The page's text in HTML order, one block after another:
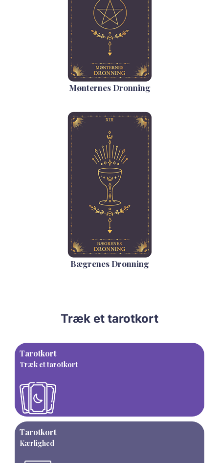
Mønternes Dronning
Bægrenes Dronning
Træk et tarotkort
Tarotkort
Træk et tarotkort
Tarotkort
Kærlighed